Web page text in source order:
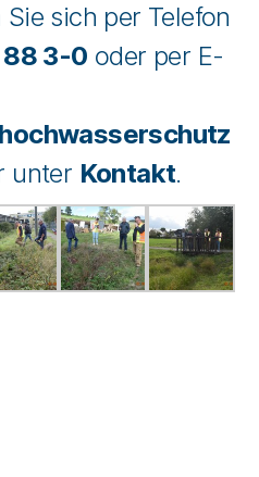
sich per Telefon
3-0 oder per E-
unter Kontakt.